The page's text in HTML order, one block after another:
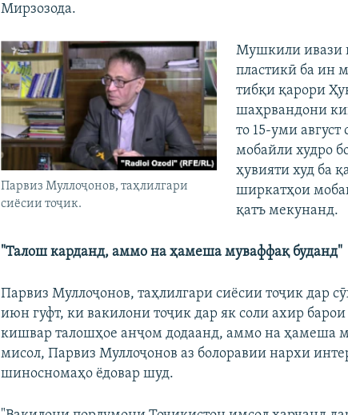
Мирзозода.
Парвиз Муллоҷонов, таҳлилгари
сиёсии тоҷик.
Мушкили ивази
пластикӣ ба ин
тибқи қарори
шаҳрвандони
то 15-уми
мобайли худро
ҳувияти худ ба
ширкатҳои
қатъ мекунанд.
"Талош карданд, аммо на ҳамеша муваффақ буданд"
Парвиз Муллоҷонов, таҳлилгари сиёсии тоҷик дар
июн гуфт, ки вакилони тоҷик дар як соли ахир
кишвар талошҳое анҷом додаанд, аммо на ҳамеша
мисол, Парвиз Муллоҷонов аз болоравии нархи
шиносномаҳо ёдовар шуд.